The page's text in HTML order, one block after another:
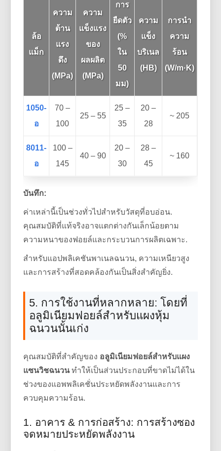
ล้อ
แม็ก
ความ
ต้าน
แรง
ดึง
(MPa)
ความ
แข็งแรง
ของ
ผลผลิต
(MPa)
การ
ยืดตัว
(%
ใน
50
มม)
ความ
แข็ง
บริเนล
(HB)
การนำ
ความ
ร้อน
(W/m·K)
1050-
อ
70 –
100
25 – 55
25 –
35
20 –
28
~ 205
8011-
อ
100 –
145
40 – 90
20 –
30
28 –
45
~ 160
บันทึก:
ค่าเหล่านี้เป็นช่วงทั่วไปสำหรับวัสดุที่อบอ่อน.
คุณสมบัติที่แท้จริงอาจแตกต่างกันเล็กน้อยตาม
ความหนาของฟอยล์และกระบวนการผลิตเฉพาะ.
สำหรับแอปพลิเคชันพาเนลฉนวน, ความเหนียวสูง
และการสร้างที่สอดคล้องกันเป็นสิ่งสำคัญยิ่ง.
5. การใช้งานที่หลากหลาย: โดยที่
อลูมิเนียมฟอยล์สำหรับแผงหุ้ม
ฉนวนนั้นเก่ง
คุณสมบัติที่สำคัญของ อลูมิเนียมฟอยล์สำหรับแผง
แซนวิชฉนวนทำให้เป็นส่วนประกอบที่ขาดไม่ได้ใน
ช่วงของแอพพลิเคชั่นประหยัดพลังงานและการ
ควบคุมความร้อน.
1. อาคาร & การก่อสร้าง: การสร้างซอง
จดหมายประหยัดพลังงาน